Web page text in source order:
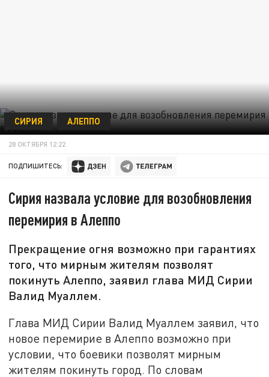
СИРИЯ АЛЕППО
28 ОКТЯБРЯ 12:22
ПОДПИШИТЕСЬ:
Сирия назвала условие для возобновления
перемирия в Алеппо
Прекращение огня возможно при гарантиях
того, что мирным жителям позволят
покинуть Алеппо, заявил глава МИД Сирии
Валид Муаллем.
Глава МИД Сирии Валид Муаллем заявил, что
новое перемирие в Алеппо возможно при
условии, что боевики позволят мирным
жителям покинуть город. По словам